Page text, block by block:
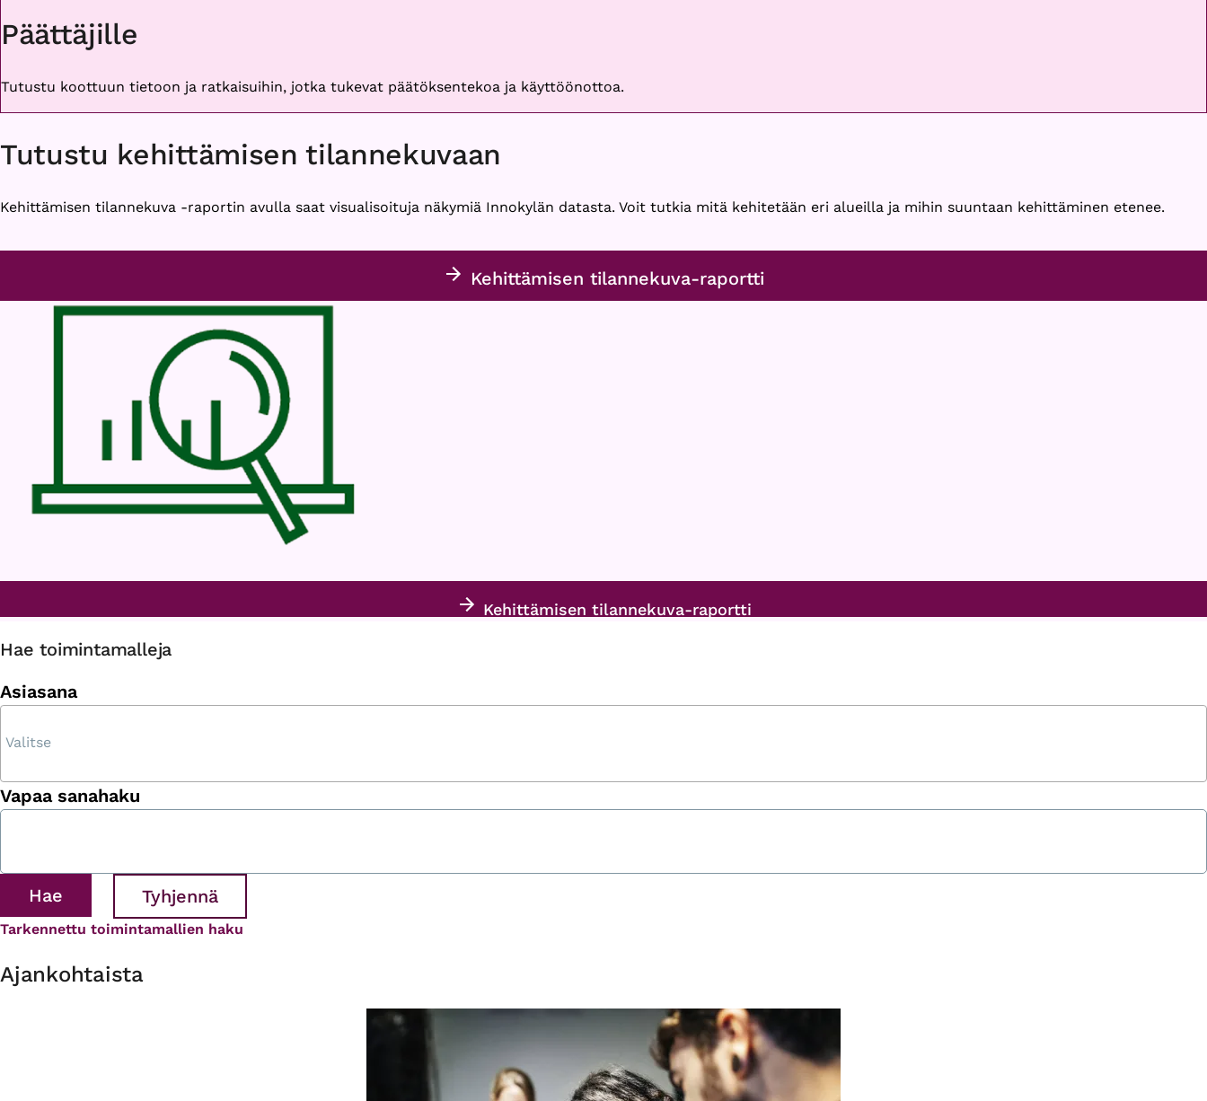
Päättäjille
Tutustu koottuun tietoon ja ratkaisuihin, jotka tukevat päätöksentekoa ja käyttöönottoa.
Tutustu kehittämisen tilannekuvaan
Kehittämisen tilannekuva -raportin avulla saat visualisoituja näkymiä Innokylän datasta. Voit tutkia mitä kehitetään eri alueilla ja mihin suuntaan kehittäminen etenee.
Kehittämisen tilannekuva-raportti
Kehittämisen tilannekuva-raportti
Hae toimintamalleja
Asiasana
Vapaa sanahaku
Tarkennettu toimintamallien haku
Ajankohtaista